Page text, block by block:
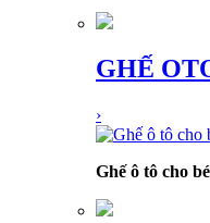
GHẾ
›
Ghế ô tô cho